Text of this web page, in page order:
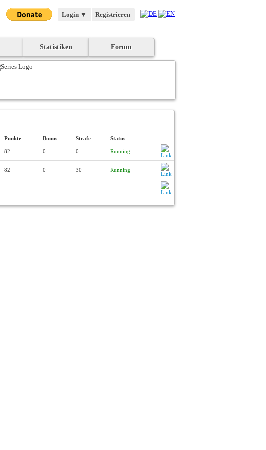
Login ▼ Registrieren
Statistiken Forum
Punkte Bonus Strafe Status
82 0 0 Running
82 0 30 Running